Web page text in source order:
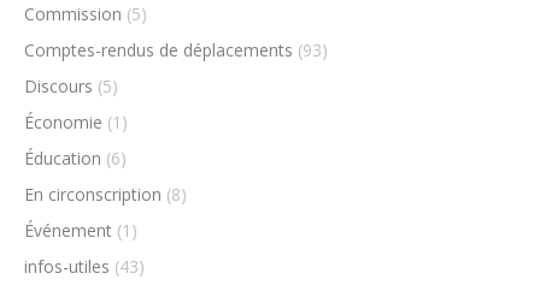
Commission (5)
Comptes-rendus de déplacements (93)
Discours (5)
Économie (1)
Éducation (6)
En circonscription (8)
Événement (1)
infos-utiles (43)